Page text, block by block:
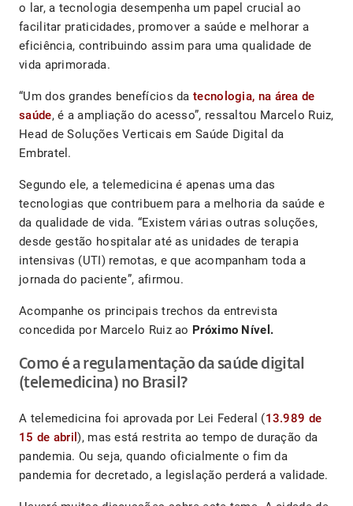
o lar, a tecnologia desempenha um papel crucial ao
facilitar praticidades, promover a saúde e melhorar a
eficiência, contribuindo assim para uma qualidade de
vida aprimorada.
“Um dos grandes benefícios da tecnologia, na área de
saúde, é a ampliação do acesso”, ressaltou Marcelo Ruiz,
Head de Soluções Verticais em Saúde Digital da
Embratel.
Segundo ele, a telemedicina é apenas uma das
tecnologias que contribuem para a melhoria da saúde e
da qualidade de vida. “Existem várias outras soluções,
desde gestão hospitalar até as unidades de terapia
intensivas (UTI) remotas, e que acompanham toda a
jornada do paciente”, afirmou.
Acompanhe os principais trechos da entrevista
concedida por Marcelo Ruiz ao Próximo Nível.
Como é a regulamentação da saúde digital
(telemedicina) no Brasil?
A telemedicina foi aprovada por Lei Federal (13.989 de
15 de abril), mas está restrita ao tempo de duração da
pandemia. Ou seja, quando oficialmente o fim da
pandemia for decretado, a legislação perderá a validade.